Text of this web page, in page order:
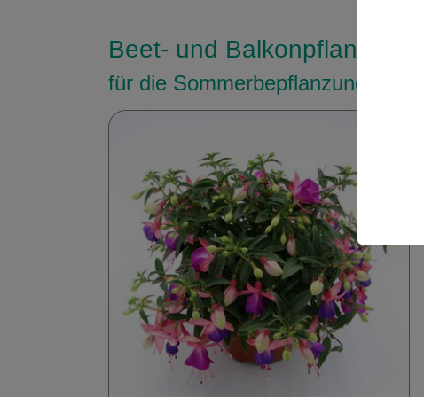
Beet- und Balkonpflanzen
für die Sommerbepflanzung